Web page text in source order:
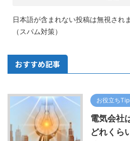
日本語が含まれない投稿は無視され
（スパム対策）
おすすめ記事
お役立ち
電気会社
どれくら